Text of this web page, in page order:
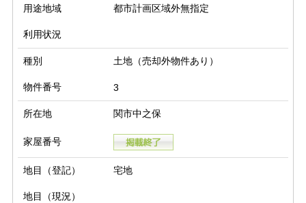
用途地域 都市計画区域外無指定
利用状況
種別 土地（売却外物件あり）
物件番号 3
所在地 関市中之保
家屋番号
地目（登記） 宅地
地目（現況）